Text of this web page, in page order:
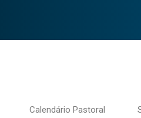
Calendário Pastoral